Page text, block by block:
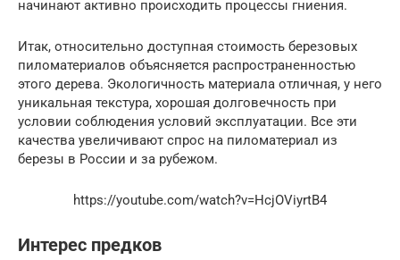
начинают активно происходить процессы гниения.
Итак, относительно доступная стоимость березовых
пиломатериалов объясняется распространенностью
этого дерева. Экологичность материала отличная, у него
уникальная текстура, хорошая долговечность при
условии соблюдения условий эксплуатации. Все эти
качества увеличивают спрос на пиломатериал из
березы в России и за рубежом.
https://youtube.com/watch?v=HcjOViyrtB4
Интерес предков